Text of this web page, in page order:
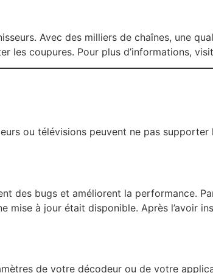
Avec des milliers de chaînes, une
les coupures. Pour plus d’informations,
ou télévisions peuvent ne pas
des bugs et améliorent la performance.
mise à jour était disponible. Après l’avoir
de votre décodeur ou de votre